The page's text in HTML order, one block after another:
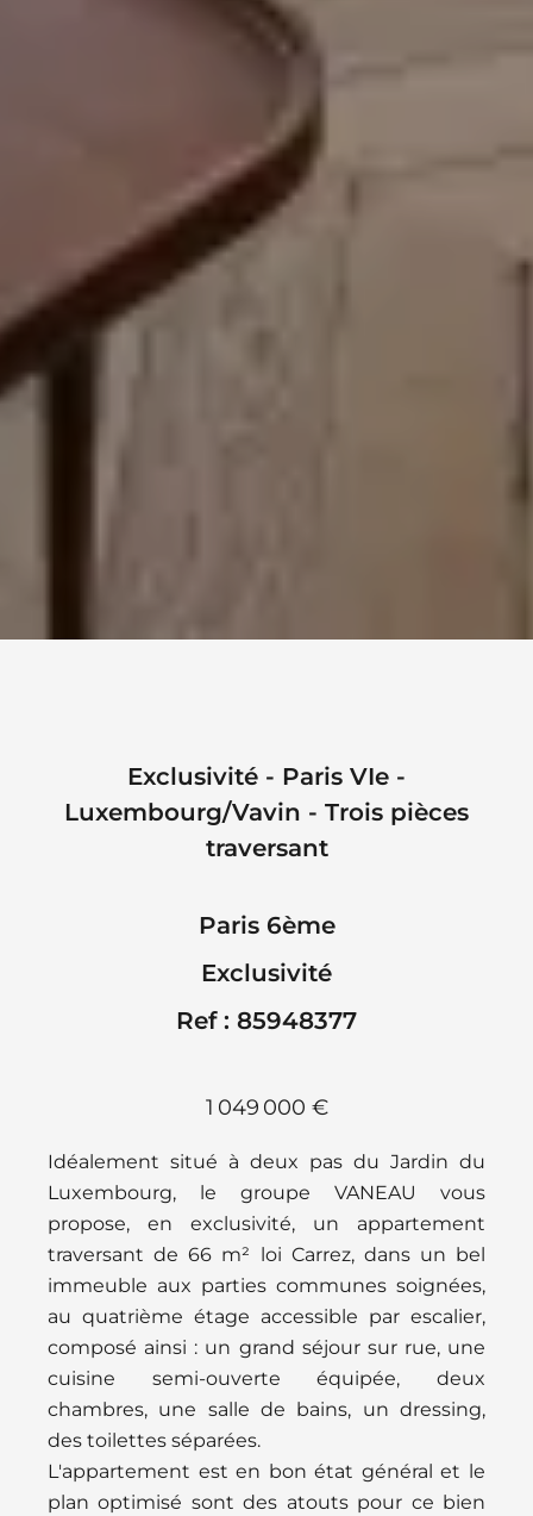
Exclusivité - Paris VIe -
Luxembourg/Vavin - Trois pièces
traversant
Paris 6ème
Exclusivité
Ref : 85948377
1 049 000 €
Idéalement situé à deux pas du Jardin du
Luxembourg, le groupe VANEAU vous
propose, en exclusivité, un appartement
traversant de 66 m² loi Carrez, dans un bel
immeuble aux parties communes soignées,
au quatrième étage accessible par escalier,
composé ainsi : un grand séjour sur rue, une
cuisine semi-ouverte équipée, deux
chambres, une salle de bains, un dressing,
des toilettes séparées.
L'appartement est en bon état général et le
plan optimisé sont des atouts pour ce bien